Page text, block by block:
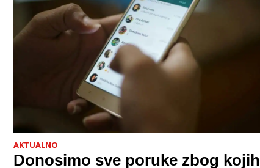
AKTUALNO
Donosimo sve poruke zbog kojih